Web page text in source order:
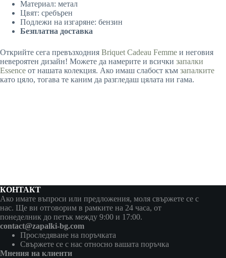
Материал: метал
Цвят: сребърен
Подлежи на изгаряне: бензин
Безплатна доставка
Открийте сега превъзходния Briquet Cadeau Femme и неговия
невероятен дизайн! Можете да намерите и всички запалки
Essence от нашата колекция. Ако имаш слабост към запалките
като цяло, тогава те каним да разгледаш цялата ни гама.
КОНТАКТ
Ако имате въпроси или предложения, моля свържете се с
нас. Ще ви отговорим в рамките на 24 часа, от
понеделник до петък между 9:00 и 17:00.
contact@zapalki-bg.com
Проследяване на поръчката
Свържете се с нас относно вашата поръчка
Мнения на клиенти